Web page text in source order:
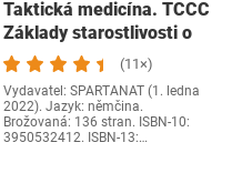
Taktická medicína. TCCC
Základy starostlivosti o
zranených…
(11×)
Vydavatel: SPARTANAT (1. ledna
2022). Jazyk: němčina.
Brožovaná: 136 stran. ISBN-10:
3950532412. ISBN-13:…